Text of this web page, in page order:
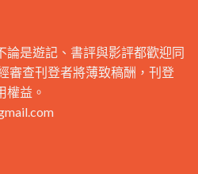
論是遊記、書評與影評都歡迎同
審查刊登者將薄致稿酬，刊登
權益。